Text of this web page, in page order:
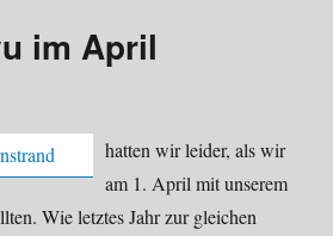
im April
hatten wir leider, als wir
am 1. April mit unserem
Wie letztes Jahr zur gleichen